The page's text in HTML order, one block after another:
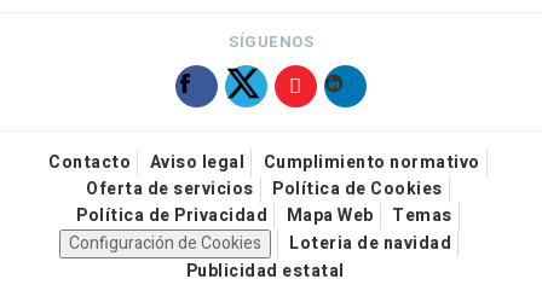
SÍGUENOS
Contacto Aviso legal
Cumplimiento normativo
Oferta de servicios
Política de Cookies
Política de Privacidad
Mapa Web
Temas
Configuración de Cookies
Loteria de navidad
Publicidad estatal